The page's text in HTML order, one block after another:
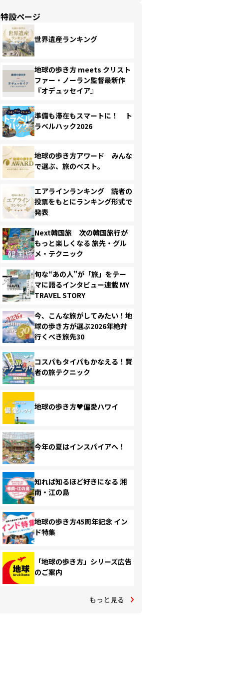
特設ページ
世界遺産ランキング
地球の歩き方 meets クリスト
ファー・ノーラン監督最新作
『オデュッセイア』
準備も滞在もスマートに！ ト
ラベルハック2026
地球の歩き方アワード みんな
で選ぶ、旅のベスト。
エアラインランキング 読者の
投票をもとにランキング形式で
発表
Next韓国旅 次の韓国旅行が
もっと楽しくなる 旅先・グル
メ・テクニック
旬な“あの人”が「旅」をテー
マに語るインタビュー連載 MY
TRAVEL STORY
今、こんな旅がしてみたい！地
球の歩き方が選ぶ2026年絶対
行くべき旅先30
コスパもタイパもかなえる！賢
者の旅テクニック
地球の歩き方♥偏愛ハワイ
今年の夏はインスパイアへ！
知れば知るほど好きになる 湘
南・江の島
地球の歩き方45周年記念 イン
ド特集
「地球の歩き方」シリーズ広告
のご案内
もっと見る